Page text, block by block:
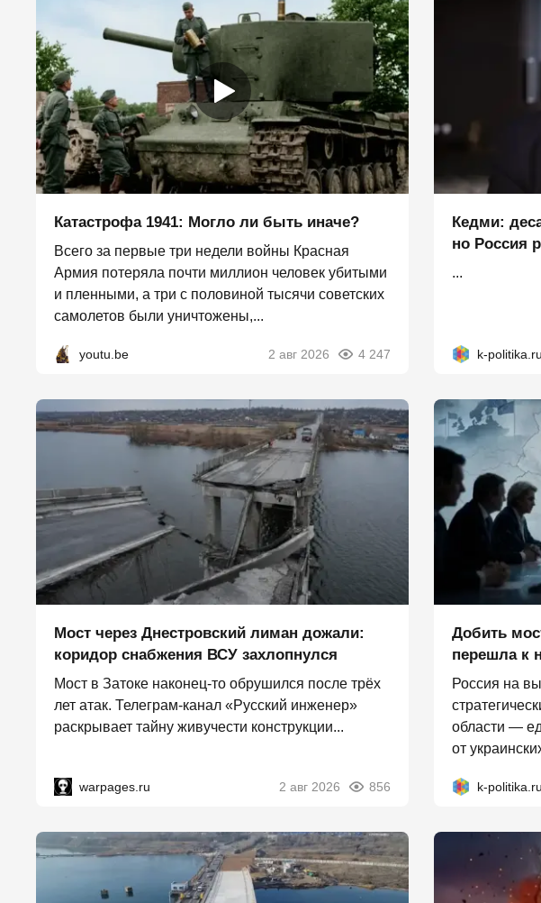
Катастрофа 1941: Могло ли быть иначе?
Всего за первые три недели войны Красная
Армия потеряла почти миллион человек убитыми
и пленными, а три с половиной тысячи советских
самолетов были уничтожены,...
youtu.be 2 авг 2026 4 247
Кедми:
но Россия
...
k-politika.ru
Мост через Днестровский лиман дожали:
коридор снабжения ВСУ захлопнулся
Мост в Затоке наконец-то обрушился после трёх
лет атак. Телеграм-канал «Русский инженер»
раскрывает тайну живучести конструкции...
warpages.ru 2 авг 2026 856
Добить
перешла к
Россия на
области —
от
k-politika.ru